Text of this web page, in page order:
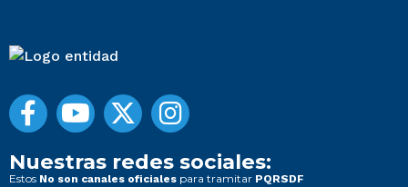
Nuestras redes sociales:
Estos No son canales oficiales para tramitar PQRSDF